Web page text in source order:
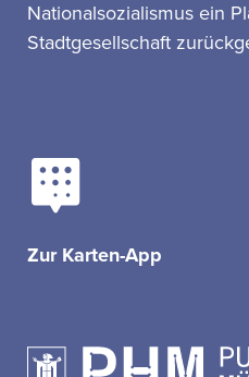
Nationalsozialismus ein
Stadtgesellschaft
Zur Karten-App